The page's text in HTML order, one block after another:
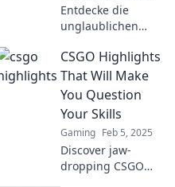
Entdecke die
unglaublichen
die du unbedingt
sehen musst! Lass
dich von epischen
Momenten und
packenden
Spielzügen
mitreißen!
CSGO Highlights
That Will Make
You Question
Your Skills
Gaming Feb 5, 2025
Discover jaw-
dropping CSGO